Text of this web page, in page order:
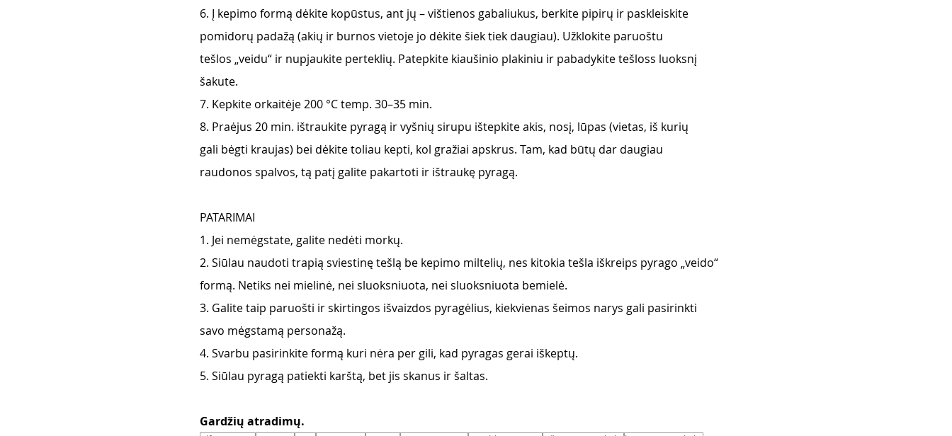
6. Į kepimo formą dėkite kopūstus, ant jų – vištienos gabaliukus, berkite pipirų ir paskleiskite
pomidorų padažą (akių ir burnos vietoje jo dėkite šiek tiek daugiau). Užklokite paruoštu
tešlos „veidu“ ir nupjaukite perteklių. Patepkite kiaušinio plakiniu ir pabadykite tešloss luoksnį
šakute.
7. Kepkite orkaitėje 200 °C temp. 30–35 min.
8. Praėjus 20 min. ištraukite pyragą ir vyšnių sirupu ištepkite akis, nosį, lūpas (vietas, iš kurių
gali bėgti kraujas) bei dėkite toliau kepti, kol gražiai apskrus. Tam, kad būtų dar daugiau
raudonos spalvos, tą patį galite pakartoti ir ištraukę pyragą.
PATARIMAI
1. Jei nemėgstate, galite nedėti morkų.
2. Siūlau naudoti trapią sviestinę tešlą be kepimo miltelių, nes kitokia tešla iškreips pyrago „veido“
formą. Netiks nei mielinė, nei sluoksniuota, nei sluoksniuota bemielė.
3. Galite taip paruošti ir skirtingos išvaizdos pyragėlius, kiekvienas šeimos narys gali pasirinkti
savo mėgstamą personažą.
4. Svarbu pasirinkite formą kuri nėra per gili, kad pyragas gerai iškeptų.
5. Siūlau pyragą patiekti karštą, bet jis skanus ir šaltas.
Gardžių atradimų.